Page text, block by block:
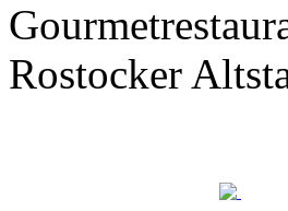
Geheimnisse, die
Rostocker